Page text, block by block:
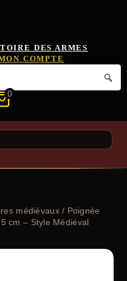
DES ARMES
COMPTE
0
médiévaux/ Poignée
cm – Style Médiéval